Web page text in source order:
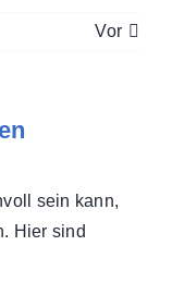
Vor
sein kann,
Hier sind